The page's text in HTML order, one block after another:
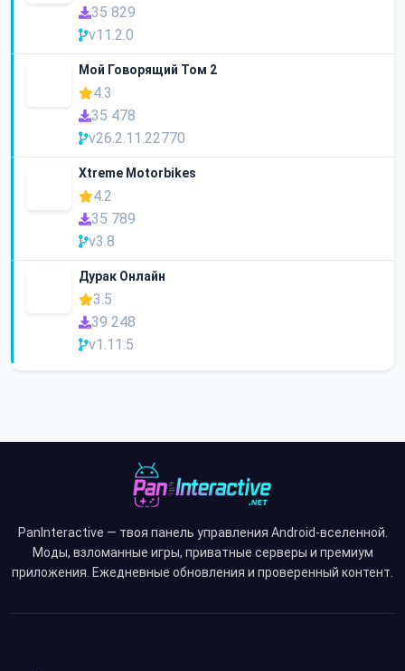
35 829
v11.2.0
Мой Говорящий Том 2
4.3
35 478
v26.2.11.22770
Xtreme Motorbikes
4.2
35 789
v3.8
Дурак Онлайн
3.5
39 248
v1.11.5
PanInteractive — твоя панель управления Android-вселенной.
Моды, взломанные игры, приватные серверы и премиум
приложения. Ежедневные обновления и проверенный контент.